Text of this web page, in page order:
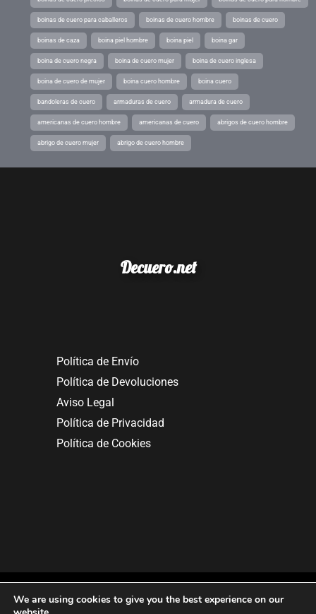
boinas de cuero para caballeros boinas de cuero hombre boinas de cuero
boinas de caza boina piel hombre boina piel boina gar
boina de cuero negra boina de cuero mujer boina de cuero inglesa
boina de cuero de mujer boina cuero hombre boina cuero
bandoleras de cuero armaduras de cuero armadura de cuero
americanas de cuero hombre americanas de cuero abrigos de cuero hombre
abrigo de cuero mujer abrigo de cuero hombre
Decuero.net
Política de Envío
Política de Devoluciones
Aviso Legal
Política de Privacidad
Política de Cookies
We are using cookies to give you the best experience on our